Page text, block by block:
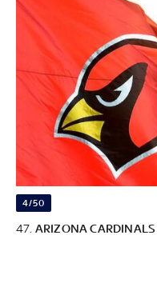
4/50
47. ARIZONA CARDINALS